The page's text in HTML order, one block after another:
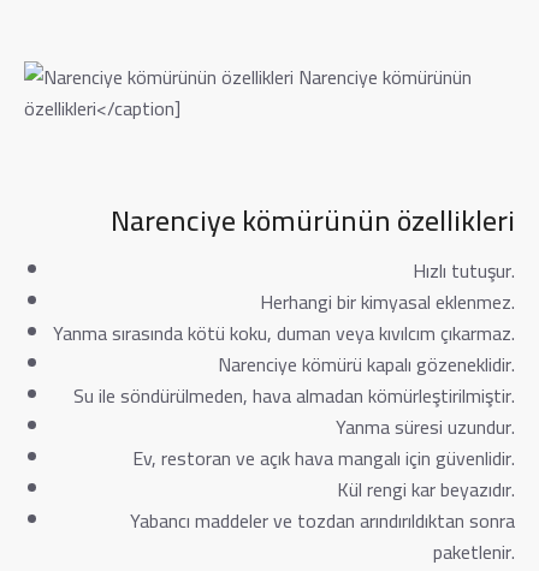
Narenciye kömürünün
özellikleri</caption]
Narenciye kömürünün özellikleri
Hızlı tutuşur.
Herhangi bir kimyasal eklenmez.
Yanma sırasında kötü koku, duman veya kıvılcım çıkarmaz.
Narenciye kömürü kapalı gözeneklidir.
Su ile söndürülmeden, hava almadan kömürleştirilmiştir.
Yanma süresi uzundur.
Ev, restoran ve açık hava mangalı için güvenlidir.
Kül rengi kar beyazıdır.
Yabancı maddeler ve tozdan arındırıldıktan sonra
paketlenir.